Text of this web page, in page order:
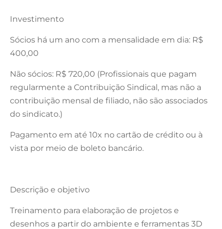
Investimento
Sócios há um ano com a mensalidade em dia: R$
400,00
Não sócios: R$ 720,00 (Profissionais que pagam
regularmente a Contribuição Sindical, mas não a
contribuição mensal de filiado, não são associados
do sindicato.)
Pagamento em até 10x no cartão de crédito ou à
vista por meio de boleto bancário.
Descrição e objetivo
​Treinamento para elaboração de projetos e
desenhos a partir do ambiente e ferramentas 3D